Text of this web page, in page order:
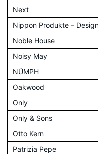
Next
Nippon Produkte –
Noble House
Noisy May
NÜMPH
Oakwood
Only
Only & Sons
Otto Kern
Patrizia Pepe